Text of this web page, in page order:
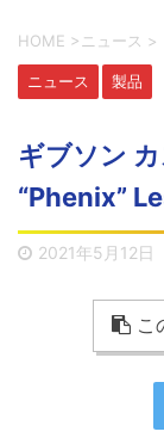
HOME > ニュース >
ニュース 製品
ギブソン
“Phenix”
2021年5月12日
こ